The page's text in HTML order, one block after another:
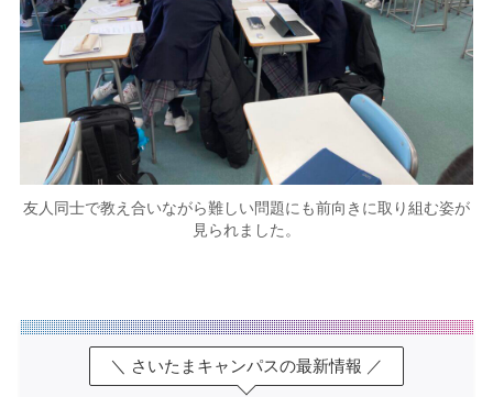
友人同士で教え合いながら難しい問題にも前向きに取り組む姿が
見られました。
＼ さいたまキャンパスの最新情報 ／